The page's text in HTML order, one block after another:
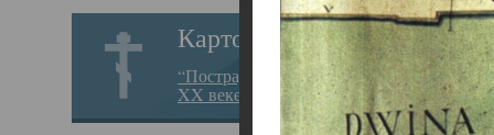
Картотека
“Пострадавшие за веру в
XX веке на Севере”